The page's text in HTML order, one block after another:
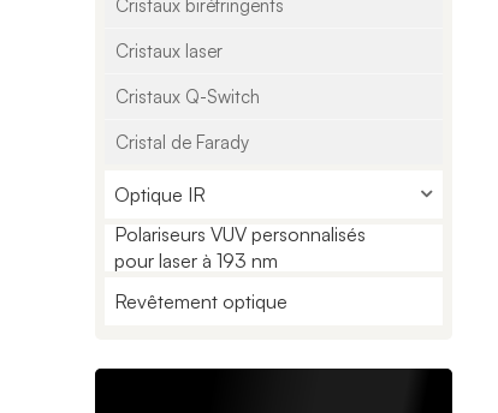
Cristaux biréfringents
Cristaux laser
Cristaux Q-Switch
Cristal de Farady
Optique IR
Polariseurs VUV personnalisés
pour laser à 193 nm
Revêtement optique